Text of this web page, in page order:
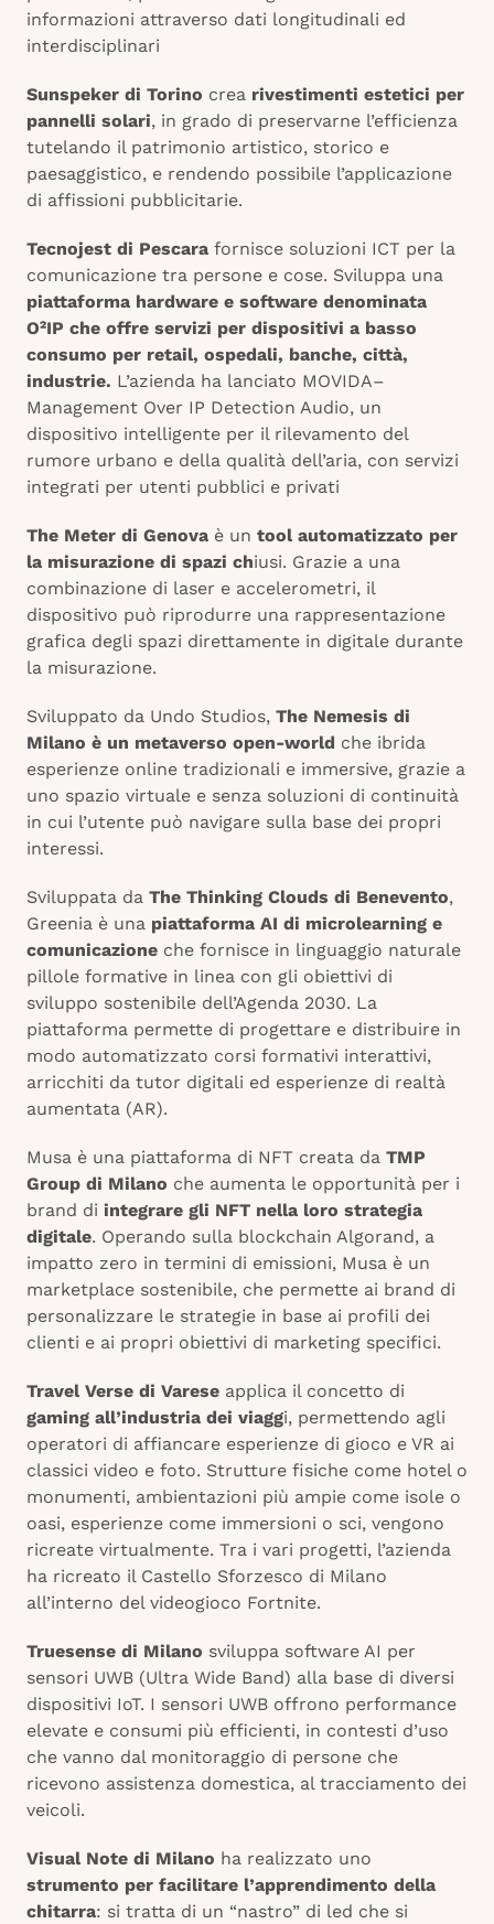
informazioni attraverso dati longitudinali ed
interdisciplinari
Sunspeker di Torino crea rivestimenti estetici per
pannelli solari, in grado di preservarne l’efficienza
tutelando il patrimonio artistico, storico e
paesaggistico, e rendendo possibile l’applicazione
di affissioni pubblicitarie.
Tecnojest di Pescara fornisce soluzioni ICT per la
comunicazione tra persone e cose. Sviluppa una
piattaforma hardware e software denominata
O²IP che offre servizi per dispositivi a basso
consumo per retail, ospedali, banche, città,
industrie. L’azienda ha lanciato MOVIDA–
Management Over IP Detection Audio, un
dispositivo intelligente per il rilevamento del
rumore urbano e della qualità dell’aria, con servizi
integrati per utenti pubblici e privati
The Meter di Genova è un tool automatizzato per
la misurazione di spazi chiusi. Grazie a una
combinazione di laser e accelerometri, il
dispositivo può riprodurre una rappresentazione
grafica degli spazi direttamente in digitale durante
la misurazione.
Sviluppato da Undo Studios, The Nemesis di
Milano è un metaverso open-world che ibrida
esperienze online tradizionali e immersive, grazie a
uno spazio virtuale e senza soluzioni di continuità
in cui l’utente può navigare sulla base dei propri
interessi.
Sviluppata da The Thinking Clouds di Benevento,
Greenia è una piattaforma AI di microlearning e
comunicazione che fornisce in linguaggio naturale
pillole formative in linea con gli obiettivi di
sviluppo sostenibile dell’Agenda 2030. La
piattaforma permette di progettare e distribuire in
modo automatizzato corsi formativi interattivi,
arricchiti da tutor digitali ed esperienze di realtà
aumentata (AR).
Musa è una piattaforma di NFT creata da TMP
Group di Milano che aumenta le opportunità per i
brand di integrare gli NFT nella loro strategia
digitale. Operando sulla blockchain Algorand, a
impatto zero in termini di emissioni, Musa è un
marketplace sostenibile, che permette ai brand di
personalizzare le strategie in base ai profili dei
clienti e ai propri obiettivi di marketing specifici.
Travel Verse di Varese applica il concetto di
gaming all’industria dei viaggi, permettendo agli
operatori di affiancare esperienze di gioco e VR ai
classici video e foto. Strutture fisiche come hotel o
monumenti, ambientazioni più ampie come isole o
oasi, esperienze come immersioni o sci, vengono
ricreate virtualmente. Tra i vari progetti, l’azienda
ha ricreato il Castello Sforzesco di Milano
all’interno del videogioco Fortnite.
Truesense di Milano sviluppa software AI per
sensori UWB (Ultra Wide Band) alla base di diversi
dispositivi IoT. I sensori UWB offrono performance
elevate e consumi più efficienti, in contesti d’uso
che vanno dal monitoraggio di persone che
ricevono assistenza domestica, al tracciamento dei
veicoli.
Visual Note di Milano ha realizzato uno
strumento per facilitare l’apprendimento della
chitarra: si tratta di un “nastro” di led che si